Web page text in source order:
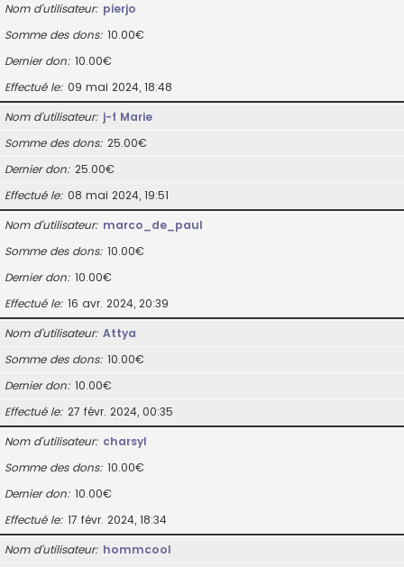
Nom d’utilisateur pierjo
Somme des dons 10.00€
Dernier don 10.00€
Effectué le 09 mai 2024, 18:48
Nom d’utilisateur j-f Marie
Somme des dons 25.00€
Dernier don 25.00€
Effectué le 08 mai 2024, 19:51
Nom d’utilisateur marco_de_paul
Somme des dons 10.00€
Dernier don 10.00€
Effectué le 16 avr. 2024, 20:39
Nom d’utilisateur Attya
Somme des dons 10.00€
Dernier don 10.00€
Effectué le 27 févr. 2024, 00:35
Nom d’utilisateur charsyl
Somme des dons 10.00€
Dernier don 10.00€
Effectué le 17 févr. 2024, 18:34
Nom d’utilisateur hommcool